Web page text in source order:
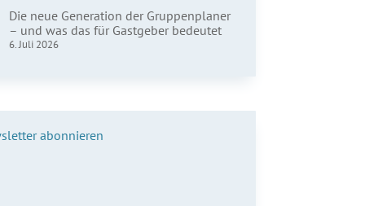
Die neue Generation der Gruppenplaner
– und was das für Gastgeber bedeutet
6. Juli 2026
abonnieren